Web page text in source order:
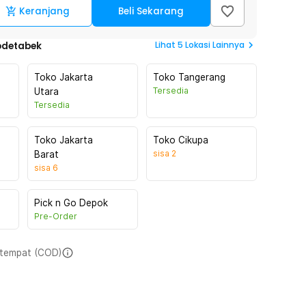
Keranjang Beli Sekarang
Lihat 5 Lokasi Lainnya
Toko Jakarta
Utara
Tersedia
Toko Tangerang
Tersedia
Toko Jakarta
Barat
sisa 6
Toko Cikupa
sisa 2
Pick n Go Depok
Pre-Order
(COD)